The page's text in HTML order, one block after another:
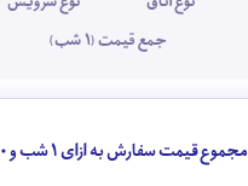
جمع قیمت (1 شب)
مجموع قیمت سفارش به ازای 1 شب و 0